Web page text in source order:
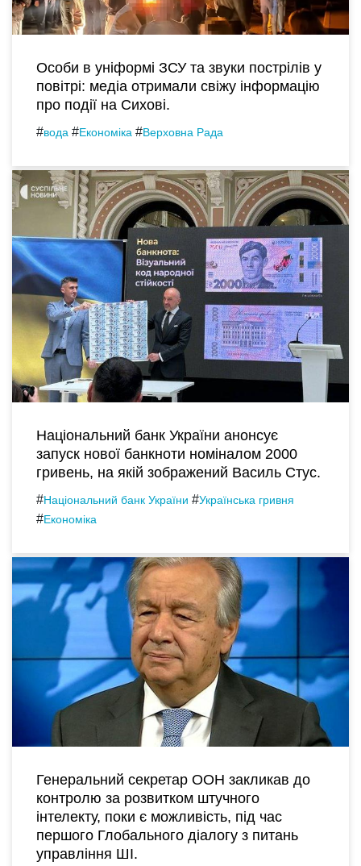
Особи в уніформі ЗСУ та звуки пострілів у
повітрі: медіа отримали свіжу інформацію
про події на Сихові.
#вода #Економіка #Верховна Рада
Національний банк України анонсує
запуск нової банкноти номіналом 2000
гривень, на якій зображений Василь Стус.
#Національний банк України #Українська гривня
#Економіка
Генеральний секретар ООН закликав до
контролю за розвитком штучного
інтелекту, поки є можливість, під час
першого Глобального діалогу з питань
управління ШІ.